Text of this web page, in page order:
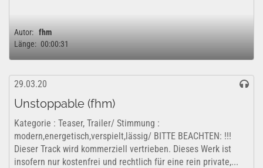
Autor: fhm
Länge: 00:00:31
29.03.20
Unstoppable (fhm)
Kategorie : Teaser, Trailer/ Stimmung :
modern,energetisch,verspielt,lässig/ BITTE BEACHTEN: !!!
Dieser Track wird kommerziell vertrieben. Dieses Werk ist
insofern nur kostenfrei und rechtlich für eine rein private,...